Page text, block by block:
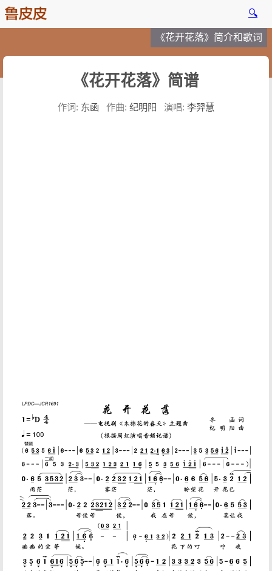
🔍
《花开花落》简介和歌词
《花开花落》简谱
作词: 东函 作曲: 纪明阳 演唱: 李羿慧